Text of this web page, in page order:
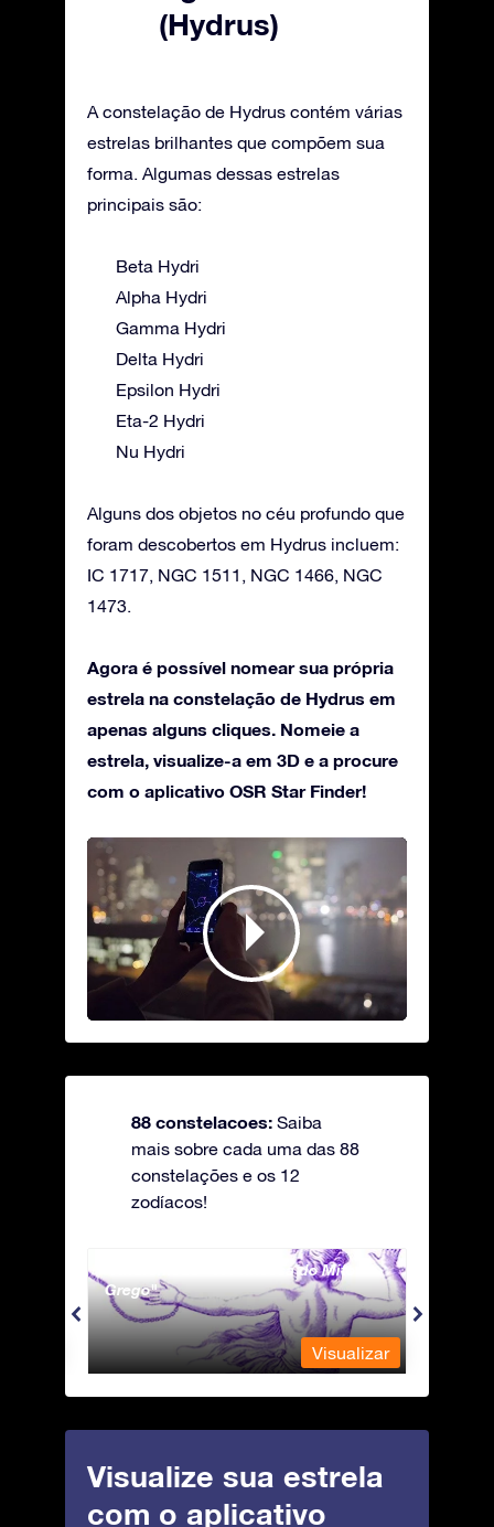
(Hydrus)
A constelação de Hydrus contém várias
estrelas brilhantes que compõem sua
forma. Algumas dessas estrelas
principais são:
Beta Hydri
Alpha Hydri
Gamma Hydri
Delta Hydri
Epsilon Hydri
Eta-2 Hydri
Nu Hydri
Alguns dos objetos no céu profundo que
foram descobertos em Hydrus incluem:
IC 1717, NGC 1511, NGC 1466, NGC
1473.
Agora é possível nomear sua própria
estrela na constelação de Hydrus em
apenas alguns cliques. Nomeie a
estrela, visualize-a em 3D e a procure
com o aplicativo OSR Star Finder!
88 constelacoes: Saiba
mais sobre cada uma das 88
constelações e os 12
zodíacos!
Andromeda - A Princesa do Mito
Grego
Visualizar
Visualize sua estrela
com o aplicativo